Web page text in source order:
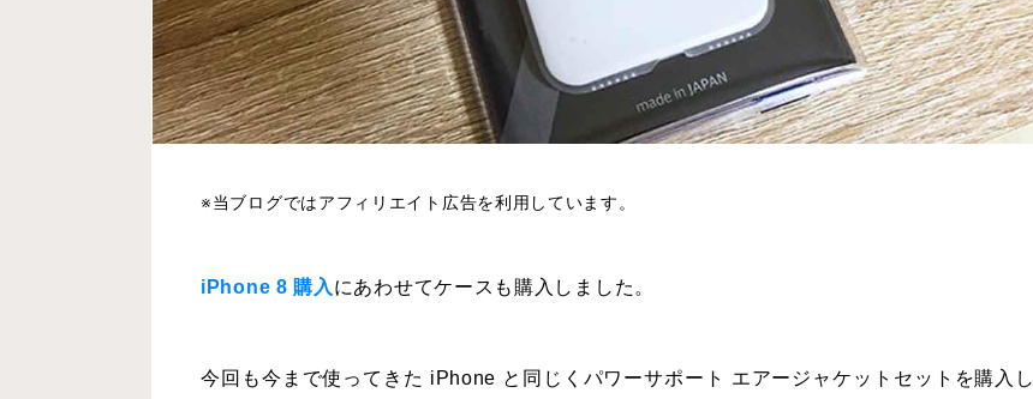
※当ブログではアフィリエイト広告を利用しています。
iPhone 8 購入 にあわせてケースも購入しました。
今回も今まで使ってきた iPhone と同じくパワーサポート エアージャケットセットを購入し